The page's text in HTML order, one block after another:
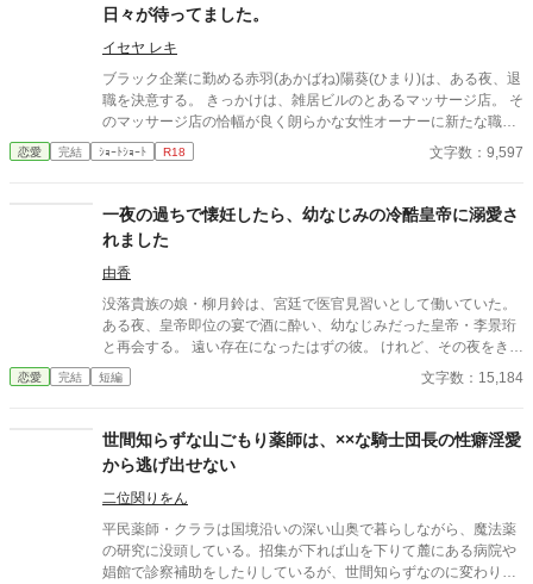
日々が待ってました。
イセヤ レキ
ブラック企業に勤める赤羽(あかばね)陽葵(ひまり)は、ある夜、退
職を決意する。 きっかけは、雑居ビルのとあるマッサージ店。 そ
のマッサージ店の恰幅が良く朗らかな女性オーナーに新たな職場
を紹介されるが、そこには無口で無表情な男の店長がいて……？
※ストーリー構成上、導入部だけシリアスです。 ※他サイトにも
恋愛 完結 ｼｮｰﾄｼｮｰﾄ R18 文字数：9,597
一夜の過ちで懐妊したら、幼なじみの冷酷皇帝に溺愛さ
れました
由香
没落貴族の娘・柳月鈴は、宮廷で医官見習いとして働いていた。
ある夜、皇帝即位の宴で酒に酔い、幼なじみだった皇帝・李景珩
と再会する。 遠い存在になったはずの彼。 けれど、その夜をきっ
かけに月鈴の運命は大きく動き出す。 冷酷と恐れられる皇帝が、
なぜか彼女だけには甘すぎて――。
恋愛 完結 短編 文字数：15,184
世間知らずな山ごもり薬師は、××な騎士団長の性癖淫愛
から逃げ出せない
二位関りをん
平民薬師・クララは国境沿いの深い山奥で暮らしながら、魔法薬
の研究に没頭している。招集が下れば山を下りて麓にある病院や
娼館で診察補助をしたりしているが、世間知らずなのに変わりは